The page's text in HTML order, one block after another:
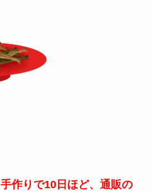
手作りで10日ほど、通販の